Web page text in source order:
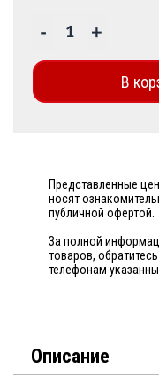
Представленные
носят
публичной офертой.
За полной
товаров,
телефонам
+
-
В
Описание